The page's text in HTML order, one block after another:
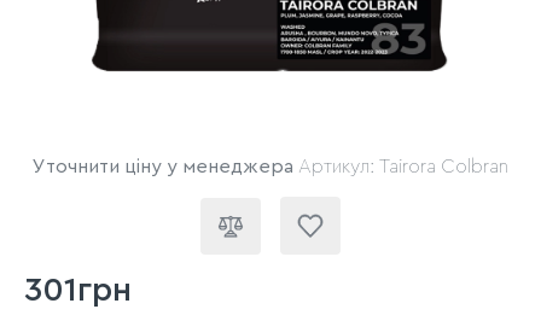
Уточнити ціну у менеджера Артикул: Tairora Colbran
301грн